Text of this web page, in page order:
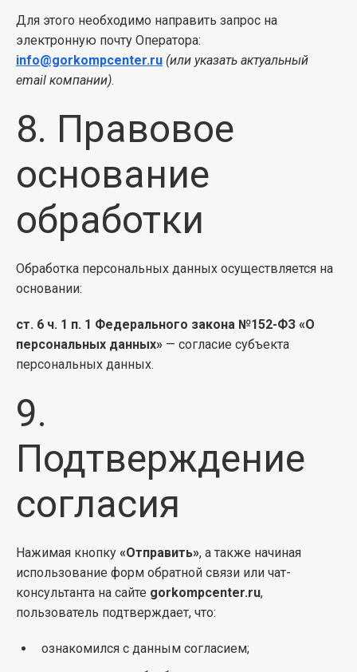
Для этого необходимо направить запрос на
электронную почту Оператора:
info@gorkompcenter.ru (или указать актуальный
email компании).
8. Правовое
основание
обработки
Обработка персональных данных осуществляется на
основании:
ст. 6 ч. 1 п. 1 Федерального закона №152-ФЗ «О
персональных данных» — согласие субъекта
персональных данных.
9.
Подтверждение
согласия
Нажимая кнопку «Отправить», а также начиная
использование форм обратной связи или чат-
консультанта на сайте gorkompcenter.ru,
пользователь подтверждает, что:
ознакомился с данным согласием;